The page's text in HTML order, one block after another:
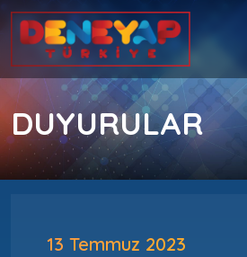
DUYURULAR
13 Temmuz 2023